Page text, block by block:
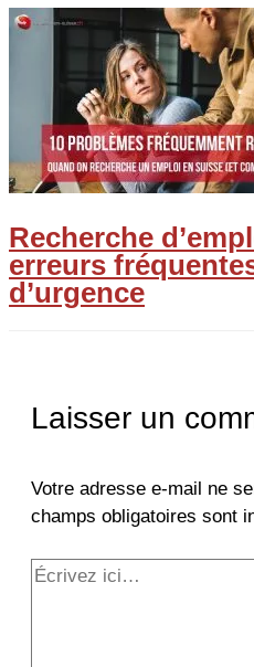
Recherche
erreurs
d’urgence
Laisser un
Votre adresse e-mail ne
champs obligatoires sont
Écrivez